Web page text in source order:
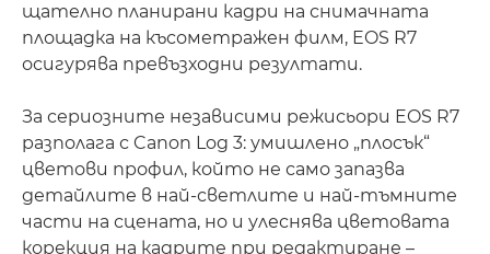
щателно планирани кадри на снимачната
площадка на късометражен филм, EOS R7
осигурява превъзходни резултати.
За сериозните независими режисьори EOS R7
разполага с Canon Log 3: умишлено „плосък“
цветови профил, който не само запазва
детайлите в най-светлите и най-тъмните
части на сцената, но и улеснява цветовата
корекция на кадрите при редактиране –